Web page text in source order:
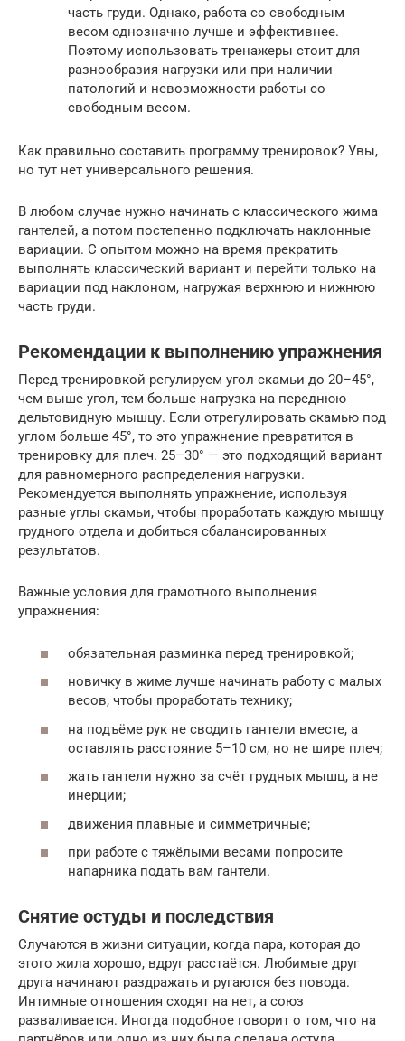
часть груди. Однако, работа со свободным
весом однозначно лучше и эффективнее.
Поэтому использовать тренажеры стоит для
разнообразия нагрузки или при наличии
патологий и невозможности работы со
свободным весом.
Как правильно составить программу тренировок? Увы,
но тут нет универсального решения.
В любом случае нужно начинать с классического жима
гантелей, а потом постепенно подключать наклонные
вариации. С опытом можно на время прекратить
выполнять классический вариант и перейти только на
вариации под наклоном, нагружая верхнюю и нижнюю
часть груди.
Рекомендации к выполнению упражнения
Перед тренировкой регулируем угол скамьи до 20–45°,
чем выше угол, тем больше нагрузка на переднюю
дельтовидную мышцу. Если отрегулировать скамью под
углом больше 45°, то это упражнение превратится в
тренировку для плеч. 25–30° — это подходящий вариант
для равномерного распределения нагрузки.
Рекомендуется выполнять упражнение, используя
разные углы скамьи, чтобы проработать каждую мышцу
грудного отдела и добиться сбалансированных
результатов.
Важные условия для грамотного выполнения
упражнения:
обязательная разминка перед тренировкой;
новичку в жиме лучше начинать работу с малых
весов, чтобы проработать технику;
на подъёме рук не сводить гантели вместе, а
оставлять расстояние 5–10 см, но не шире плеч;
жать гантели нужно за счёт грудных мышц, а не
инерции;
движения плавные и симметричные;
при работе с тяжёлыми весами попросите
напарника подать вам гантели.
Снятие остуды и последствия
Случаются в жизни ситуации, когда пара, которая до
этого жила хорошо, вдруг расстаётся. Любимые друг
друга начинают раздражать и ругаются без повода.
Интимные отношения сходят на нет, а союз
разваливается. Иногда подобное говорит о том, что на